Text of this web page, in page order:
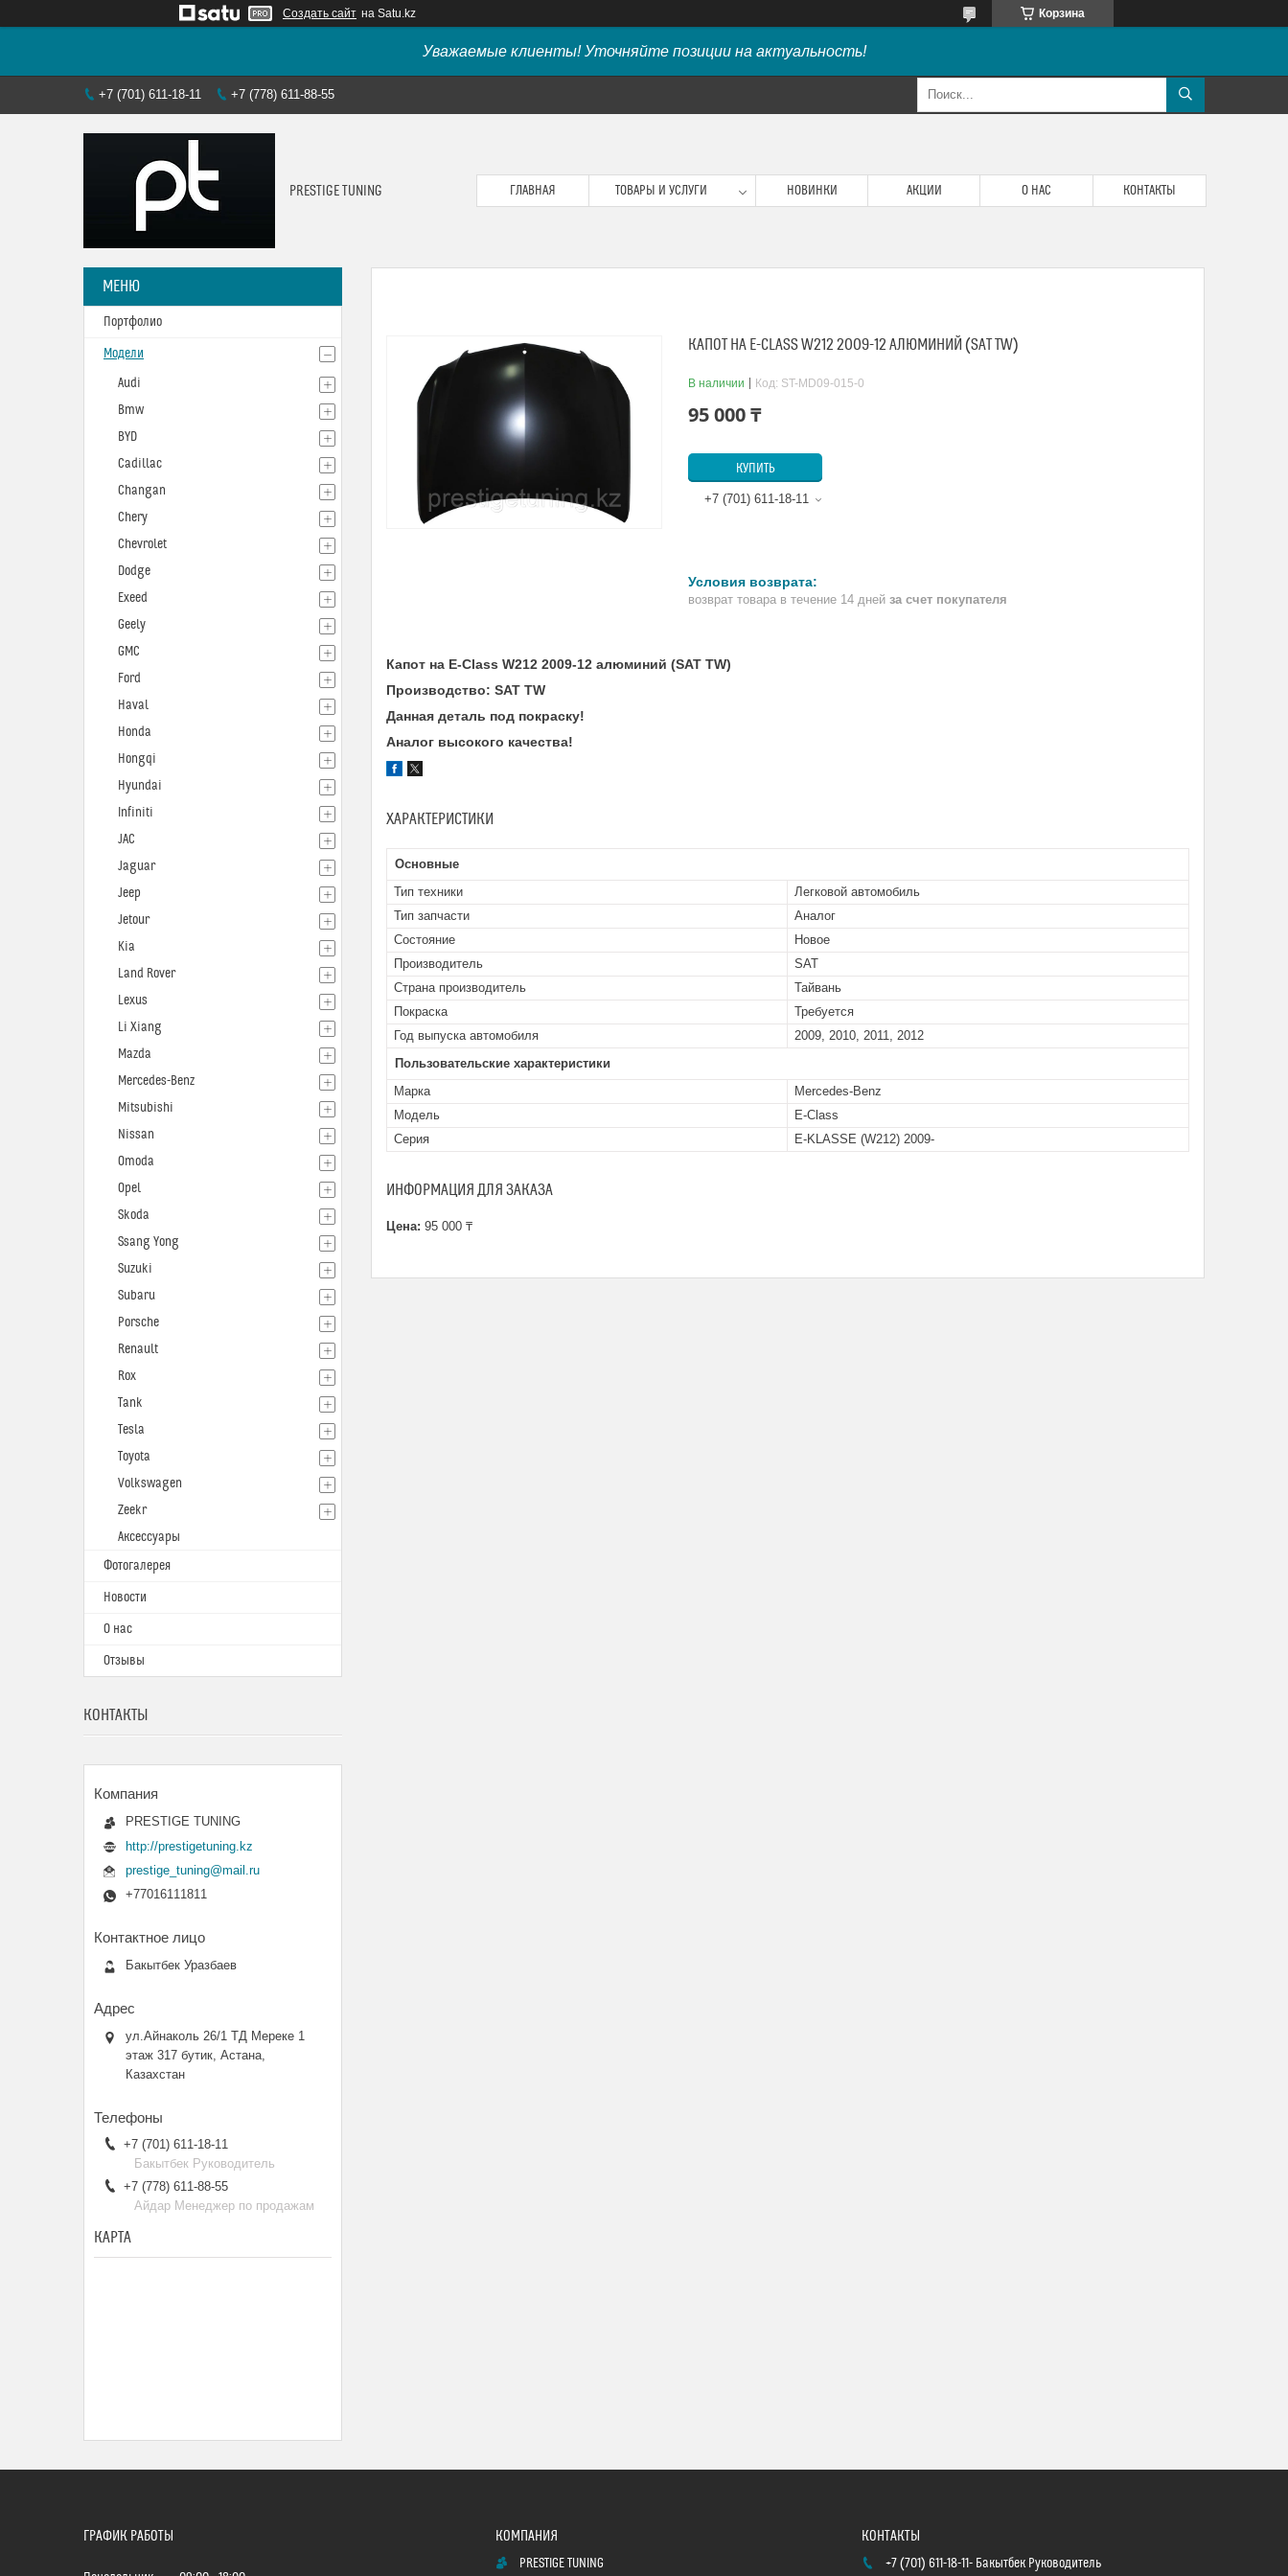
Создать сайт на Satu.kz Корзина
Уважаемые клиенты! Уточняйте позиции на актуальность!
+7 (701) 611-18-11 +7 (778) 611-88-55
PRESTIGE TUNING ГЛАВНАЯ ТОВАРЫ И УСЛУГИ НОВИНКИ АКЦИИ О НАС КОНТАКТЫ
КАПОТ НА E-CLASS W212 2009-12 АЛЮМИНИЙ (SAT TW)
В наличии Код: ST-MD09-015-0
95 000 ₸
КУПИТЬ
+7 (701) 611-18-11
возврат товара в течение 14 дней за счет покупателя
Капот на E-Class W212 2009-12 алюминий (SAT TW)
Производство: SAT TW
Данная деталь под покраску!
Аналог высокого качества!
ХАРАКТЕРИСТИКИ
Основные
Тип техники
Легковой автомобиль
Тип запчасти
Аналог
Состояние
Новое
Производитель
SAT
Страна производитель
Тайвань
Покраска
Требуется
Год выпуска автомобиля
2009, 2010, 2011, 2012
Пользовательские характеристики
Марка
Mercedes-Benz
Модель
E-Class
Серия
E-KLASSE (W212) 2009-
ИНФОРМАЦИЯ ДЛЯ ЗАКАЗА
Цена: 95 000 ₸
Портфолио
Модели
Audi
Bmw
BYD
Cadillac
Changan
Chery
Chevrolet
Dodge
Exeed
Geely
GMC
Ford
Haval
Honda
Hongqi
Hyundai
Infiniti
JAC
Jaguar
Jeep
Jetour
Kia
Land Rover
Lexus
Li Xiang
Mazda
Mercedes-Benz
Mitsubishi
Nissan
Omoda
Opel
Skoda
Ssang Yong
Suzuki
Subaru
Porsche
Renault
Rox
Tank
Tesla
Toyota
Volkswagen
Zeekr
Аксессуары
Фотогалерея
Новости
О нас
Отзывы
КОНТАКТЫ
PRESTIGE TUNING
http://prestigetuning.kz
prestige_tuning@mail.ru
+77016111811
Бакытбек Уразбаев
ул.Айнаколь 26/1 ТД Мереке 1
этаж 317 бутик, Астана,
Казахстан
+7 (701) 611-18-11
Бакытбек Руководитель
+7 (778) 611-88-55
Айдар Менеджер по продажам
КАРТА
ГРАФИК РАБОТЫ
PRESTIGE TUNING +7 (701) 611-18-11 Бакытбек Руководитель